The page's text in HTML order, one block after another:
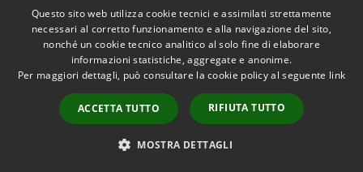
Amministrazione trasparente
Informativa privacy
Note legali
Dichiarazione di accessibilità
Questo sito web utilizza cookie tecnici e assimilati strettamente
necessari al corretto funzionamento e alla navigazione del sito,
nonché un cookie tecnico analitico al solo fine di elaborare
informazioni statistiche, aggregate e anonime.
Per maggiori dettagli, può consultare la cookie policy al seguente link
ACCETTA TUTTO RIFIUTA TUTTO
MOSTRA DETTAGLI